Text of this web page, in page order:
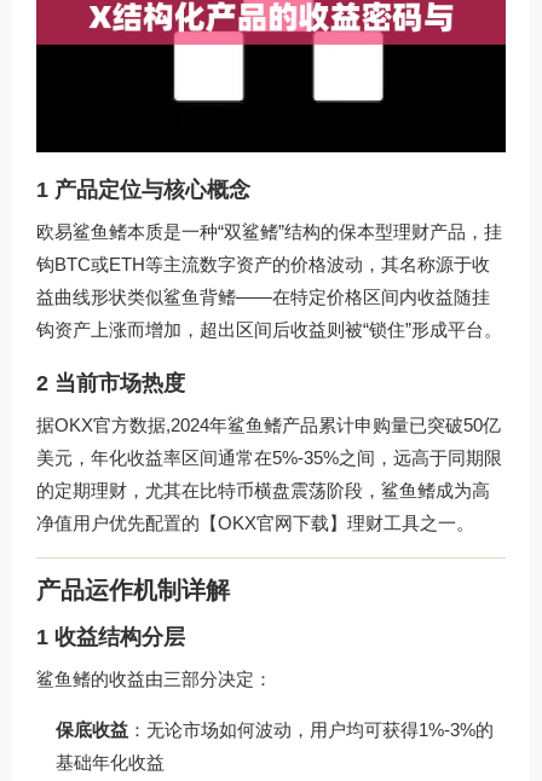
1 产品定位与核心概念
欧易鲨鱼鳍本质是一种“双鲨鳍”结构的保本型理财产品，挂
钩BTC或ETH等主流数字资产的价格波动，其名称源于收
益曲线形状类似鲨鱼背鳍——在特定价格区间内收益随挂
钩资产上涨而增加，超出区间后收益则被“锁住”形成平台。
2 当前市场热度
据OKX官方数据,2024年鲨鱼鳍产品累计申购量已突破50亿
美元，年化收益率区间通常在5%-35%之间，远高于同期限
的定期理财，尤其在比特币横盘震荡阶段，鲨鱼鳍成为高
净值用户优先配置的【OKX官网下载】理财工具之一。
产品运作机制详解
1 收益结构分层
鲨鱼鳍的收益由三部分决定：
保底收益 ：无论市场如何波动，用户均可获得1%-3%的
基础年化收益